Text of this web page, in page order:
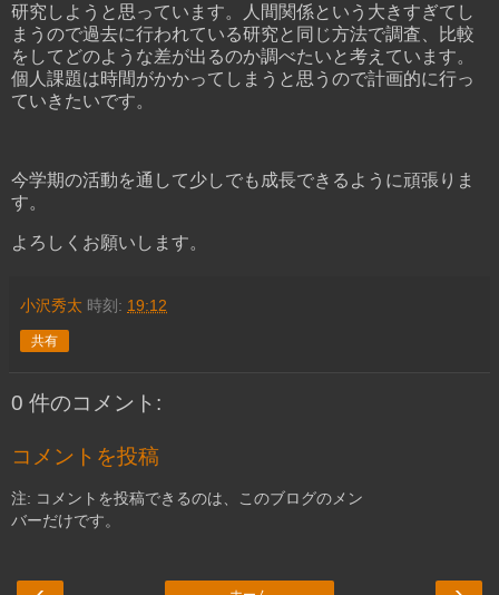
研究しようと思っています。人間関係という大きすぎてし
まうので過去に行われている研究と同じ方法で調査、比較
をしてどのような差が出るのか調べたいと考えています。
個人課題は時間がかかってしまうと思うので計画的に行っ
ていきたいです。
今学期の活動を通して少しでも成長できるように頑張りま
す。
よろしくお願いします。
小沢秀太 時刻: 19:12
共有
0 件のコメント:
コメントを投稿
注: コメントを投稿できるのは、このブログのメン
バーだけです。